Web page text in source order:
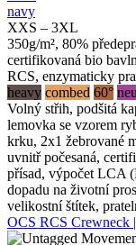
navy
XXS – 3XL
350g/m², 80%
certifikovaná bio
RCS, enzymaticky
heavy combed 60°
Volný střih, podšitá
lemovka se vzorem
krku, 2x1 žebrované
uvnitř počesaná,
přísad, výpočet LCA
dopadu na životní
velikostní štítek,
OCS RCS Crewneck